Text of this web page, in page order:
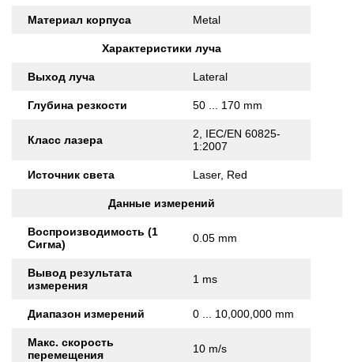
Материал корпуса Metal
Характеристики луча
Выход луча Lateral
Глубина резкости 50 ... 170 mm
Класс лазера
2, IEC/EN 60825-
1:2007
Источник света Laser, Red
Данные измерений
Воспроизводимость (1
Сигма)
0.05 mm
Вывод результата
измерения
1 ms
Диапазон измерений 0 ... 10,000,000 mm
Макс. скорость
перемещения
10 m/s